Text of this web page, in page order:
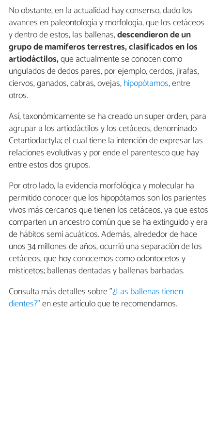
No obstante, en la actualidad hay consenso, dado los
avances en paleontología y morfología, que los cetáceos
y dentro de estos, las ballenas,descendieron de un
grupo de mamíferos terrestres, clasificados en los
artiodáctilos,que actualmente se conocen como
ungulados de dedos pares, por ejemplo, cerdos, jirafas,
ciervos, ganados, cabras, ovejas,hipopótamos, entre
otros.
Así, taxonómicamente se ha creado un super orden, para
agrupar a los artiodáctilos y los cetáceos, denominado
Cetartiodactyla; el cual tiene la intención de expresar las
relaciones evolutivas y por ende el parentesco que hay
entre estos dos grupos.
Por otro lado, la evidencia morfológica y molecular ha
permitido conocer que los hipopótamos son los parientes
vivos más cercanos que tienen los cetáceos, ya que estos
comparten un ancestro común que se ha extinguido y era
de hábitos semi acuáticos. Además, alrededor de hace
unos 34 millones de años, ocurrió una separación de los
cetáceos, que hoy conocemos como odontocetos y
misticetos; ballenas dentadas y ballenas barbadas.
Consulta más detalles sobre "¿Las ballenas tienen
dientes?" en este artículo que te recomendamos.